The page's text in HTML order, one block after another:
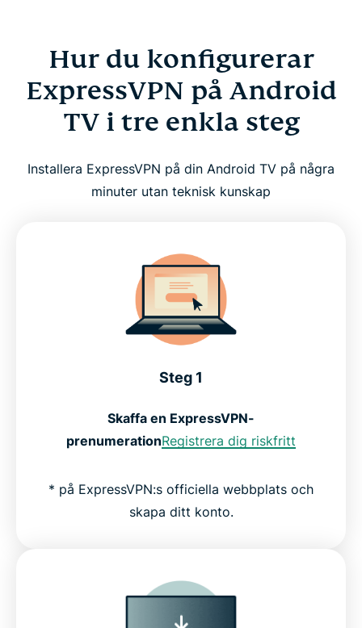
Hur du konfigurerar
ExpressVPN på Android
TV i tre enkla steg
Installera ExpressVPN på din Android TV på några
minuter utan teknisk kunskap
Steg 1
Skaffa en ExpressVPN-
prenumerationRegistrera dig riskfritt
* på ExpressVPN:s officiella webbplats och
skapa ditt konto.